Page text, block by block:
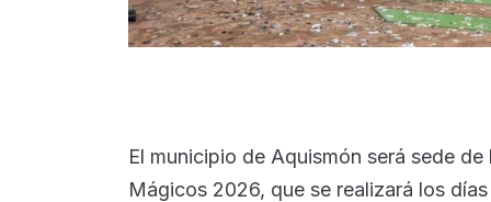
El municipio de Aquismón será sede
Mágicos 2026, que se realizará los